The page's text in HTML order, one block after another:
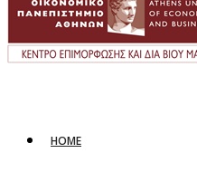
HOME